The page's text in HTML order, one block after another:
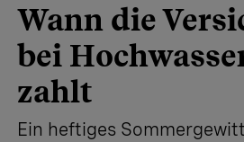
Wann die
bei
zahlt
Ein heftiges